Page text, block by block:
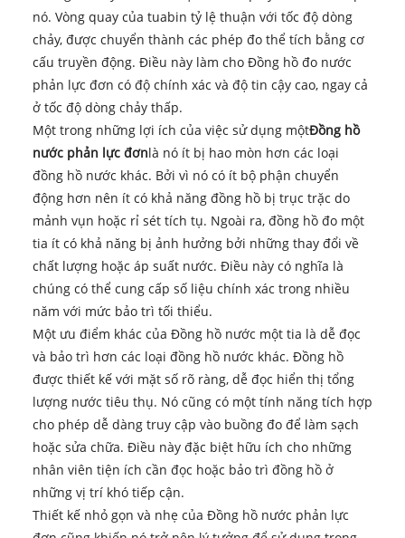
nó. Vòng quay của tuabin tỷ lệ thuận với tốc độ dòng
chảy, được chuyển thành các phép đo thể tích bằng cơ
cấu truyền động. Điều này làm cho Đồng hồ đo nước
phản lực đơn có độ chính xác và độ tin cậy cao, ngay cả
ở tốc độ dòng chảy thấp.
Một trong những lợi ích của việc sử dụng mộtĐồng hồ
nước phản lực đơnlà nó ít bị hao mòn hơn các loại
đồng hồ nước khác. Bởi vì nó có ít bộ phận chuyển
động hơn nên ít có khả năng đồng hồ bị trục trặc do
mảnh vụn hoặc rỉ sét tích tụ. Ngoài ra, đồng hồ đo một
tia ít có khả năng bị ảnh hưởng bởi những thay đổi về
chất lượng hoặc áp suất nước. Điều này có nghĩa là
chúng có thể cung cấp số liệu chính xác trong nhiều
năm với mức bảo trì tối thiểu.
Một ưu điểm khác của Đồng hồ nước một tia là dễ đọc
và bảo trì hơn các loại đồng hồ nước khác. Đồng hồ
được thiết kế với mặt số rõ ràng, dễ đọc hiển thị tổng
lượng nước tiêu thụ. Nó cũng có một tính năng tích hợp
cho phép dễ dàng truy cập vào buồng đo để làm sạch
hoặc sửa chữa. Điều này đặc biệt hữu ích cho những
nhân viên tiện ích cần đọc hoặc bảo trì đồng hồ ở
những vị trí khó tiếp cận.
Thiết kế nhỏ gọn và nhẹ của Đồng hồ nước phản lực